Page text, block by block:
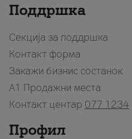
Поддршка
Секција за поддршка
Контакт форма
Закажи бизнис состанок
A1 Продажни места
Контакт центар 077 1234
Профил